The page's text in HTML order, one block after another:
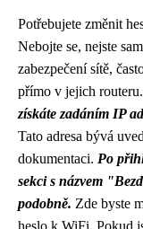
Potřebujete změnit
Nebojte se, nejste
zabezpečení sítě,
přímo v jejich routeru.
získáte zadáním IP
Tato adresa bývá
dokumentaci. Po
sekci s názvem
podobně. Zde byste
heslo k WiFi. Pokud